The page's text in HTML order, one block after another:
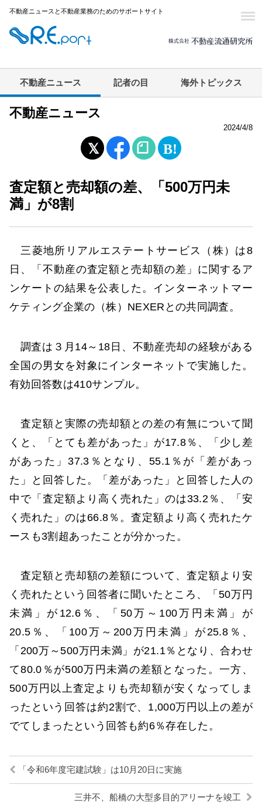
不動産ニュースと不動産業務のためのサポートサイト
不動産ニュース 記者の目 海外トピックス
不動産ニュース
2024/4/8
査定額と売却額の差、「500万円未
満」が8割
三菱地所リアルエステートサービス（株）は8
日、「不動産の査定額と売却額の差」に関するア
ンケートの結果を公表した。インターネットマー
ケティング企業の（株）NEXERとの共同調査。
調査は３月14～18日、不動産売却の経験がある
全国の男女を対象にインターネットで実施した。
有効回答数は410サンプル。
査定額と実際の売却額との差の有無について聞
くと、「とても差があった」が17.8％、「少し差
があった」37.3％となり、55.1％が「差があっ
た」と回答した。「差があった」と回答した人の
中で「査定額より高く売れた」のは33.2％、「安
く売れた」のは66.8％。査定額より高く売れたケ
ースも3割超あったことが分かった。
査定額と売却額の差額について、査定額より安
く売れたという回答者に聞いたところ、「50万円
未満」が12.6％、「50万～100万円未満」が
20.5％、「100万～200万円未満」が25.8％、
「200万～500万円未満」が21.1％となり、合わせ
て80.0％が500万円未満の差額となった。一方、
500万円以上査定よりも売却額が安くなってしま
ったという回答は約2割で、1,000万円以上の差が
でてしまったという回答も約6％存在した。
「令和6年度宅建試験」は10月20日に実施
三井不、船橋の大型多目的アリーナを竣工